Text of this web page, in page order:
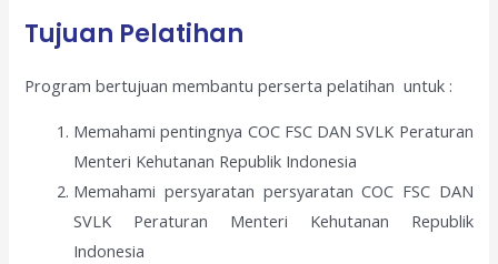
Tujuan Pelatihan
Program bertujuan membantu perserta pelatihan untuk :
Memahami pentingnya COC FSC DAN SVLK Peraturan
Menteri Kehutanan Republik Indonesia
Memahami persyaratan persyaratan COC FSC DAN
SVLK Peraturan Menteri Kehutanan Republik
Indonesia